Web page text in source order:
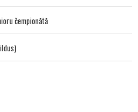
čempionātā